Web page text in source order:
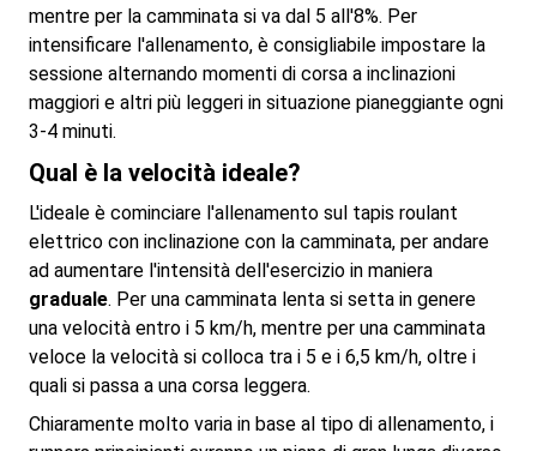
mentre per la camminata si va dal 5 all'8%. Per
intensificare l'allenamento, è consigliabile impostare la
sessione alternando momenti di corsa a inclinazioni
maggiori e altri più leggeri in situazione pianeggiante ogni
3-4 minuti.
Qual è la velocità ideale?
L'ideale è cominciare l'allenamento sul tapis roulant
elettrico con inclinazione con la camminata, per andare
ad aumentare l'intensità dell'esercizio in maniera
graduale. Per una camminata lenta si setta in genere
una velocità entro i 5 km/h, mentre per una camminata
veloce la velocità si colloca tra i 5 e i 6,5 km/h, oltre i
quali si passa a una corsa leggera.
Chiaramente molto varia in base al tipo di allenamento, i